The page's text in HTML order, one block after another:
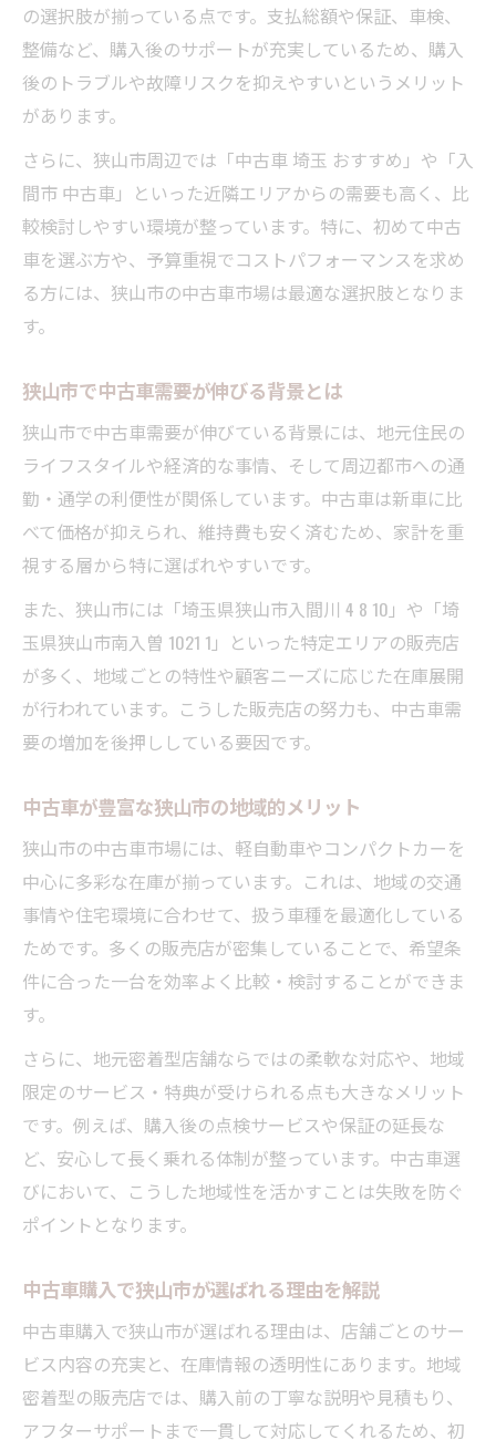
中古車探しで後悔しないための比較術
複数店舗で中古車を比較するメリットを解
説
埼玉県で人気の中古車タイプ徹底解説
埼玉県で注目される中古車タイプの特徴
中古車人気ランキングと埼玉県の傾向
中古車選びで迷わない人気車種の選定法
埼玉県で選ばれる軽自動車やコンパクトカ
ー
納得のカーライフに繋がる中古車選びの極意
中古車で快適なカーライフを実現する選び
方
納得の中古車購入に必要なチェックリスト
中古車選びで後悔しないための極意を伝授
安心して長く乗れる中古車の選定ポイント
中古車購入後のメンテナンスと活用術
の選択肢が揃っている点です。支払総額や保証、車検、
整備など、購入後のサポートが充実しているため、購入
後のトラブルや故障リスクを抑えやすいというメリット
があります。
さらに、狭山市周辺では「中古車 埼玉 おすすめ」や「入
間市 中古車」といった近隣エリアからの需要も高く、比
較検討しやすい環境が整っています。特に、初めて中古
車を選ぶ方や、予算重視でコストパフォーマンスを求め
る方には、狭山市の中古車市場は最適な選択肢となりま
す。
狭山市で中古車需要が伸びる背景とは
狭山市で中古車需要が伸びている背景には、地元住民の
ライフスタイルや経済的な事情、そして周辺都市への通
勤・通学の利便性が関係しています。中古車は新車に比
べて価格が抑えられ、維持費も安く済むため、家計を重
視する層から特に選ばれやすいです。
また、狭山市には「埼玉県狭山市入間川 4 8 10」や「埼
玉県狭山市南入曽 1021 1」といった特定エリアの販売店
が多く、地域ごとの特性や顧客ニーズに応じた在庫展開
が行われています。こうした販売店の努力も、中古車需
要の増加を後押ししている要因です。
中古車が豊富な狭山市の地域的メリット
狭山市の中古車市場には、軽自動車やコンパクトカーを
中心に多彩な在庫が揃っています。これは、地域の交通
事情や住宅環境に合わせて、扱う車種を最適化している
ためです。多くの販売店が密集していることで、希望条
件に合った一台を効率よく比較・検討することができま
す。
さらに、地元密着型店舗ならではの柔軟な対応や、地域
限定のサービス・特典が受けられる点も大きなメリット
です。例えば、購入後の点検サービスや保証の延長な
ど、安心して長く乗れる体制が整っています。中古車選
びにおいて、こうした地域性を活かすことは失敗を防ぐ
ポイントとなります。
中古車購入で狭山市が選ばれる理由を解説
中古車購入で狭山市が選ばれる理由は、店舗ごとのサー
ビス内容の充実と、在庫情報の透明性にあります。地域
密着型の販売店では、購入前の丁寧な説明や見積もり、
アフターサポートまで一貫して対応してくれるため、初